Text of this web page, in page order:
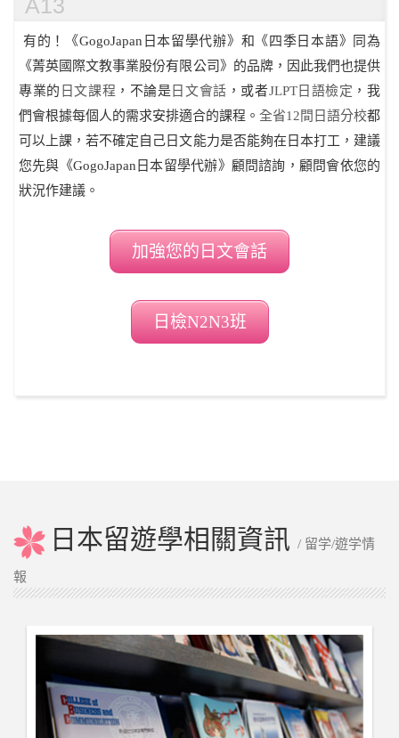
A13
有的！《GogoJapan日本留學代辦》和《四季日本語》同為
《菁英國際文教事業股份有限公司》的品牌，因此我們也提供
專業的 日文課程 ，不論是日文會話 ，或者JLPT日語檢定 ，我
們會根據每個人的需求安排適合的課程。 全省12間日語分校都
可以上課，若不確定自己日文能力是否能夠在日本打工，建議
您先與《GogoJapan日本留學代辦》顧問諮詢，顧問會依您的
狀況作建議。
加強您的日文會話
日檢N2N3班
日本留遊學相關資訊/ 留学/遊学情
報